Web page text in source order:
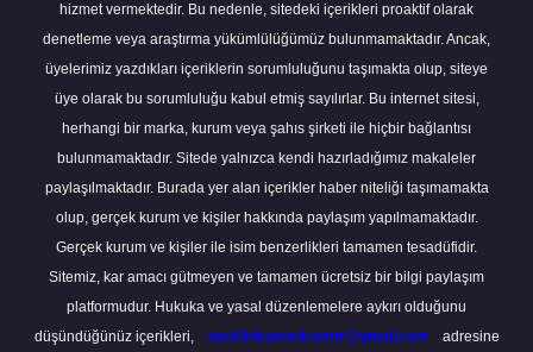
hizmet vermektedir. Bu nedenle, sitedeki içerikleri proaktif olarak
denetleme veya araştırma yükümlülüğümüz bulunmamaktadır. Ancak,
üyelerimiz yazdıkları içeriklerin sorumluluğunu taşımakta olup, siteye
üye olarak bu sorumluluğu kabul etmiş sayılırlar. Bu internet sitesi,
herhangi bir marka, kurum veya şahıs şirketi ile hiçbir bağlantısı
bulunmamaktadır. Sitede yalnızca kendi hazırladığımız makaleler
paylaşılmaktadır. Burada yer alan içerikler haber niteliği taşımamakta
olup, gerçek kurum ve kişiler hakkında paylaşım yapılmamaktadır.
Gerçek kurum ve kişiler ile isim benzerlikleri tamamen tesadüfidir.
Sitemiz, kar amacı gütmeyen ve tamamen ücretsiz bir bilgi paylaşım
platformudur. Hukuka ve yasal düzenlemelere aykırı olduğunu
düşündüğünüz içerikleri,
backlinkpanelicomtr@gmail.com adresine